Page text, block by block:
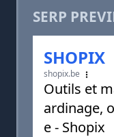
SERP
SHOPIX
shopix.be
Outils et
ardinage,
e - Shopix